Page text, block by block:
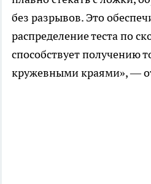
без разрывов. Это
распределение теста по
способствует получению
кружевными краями», —